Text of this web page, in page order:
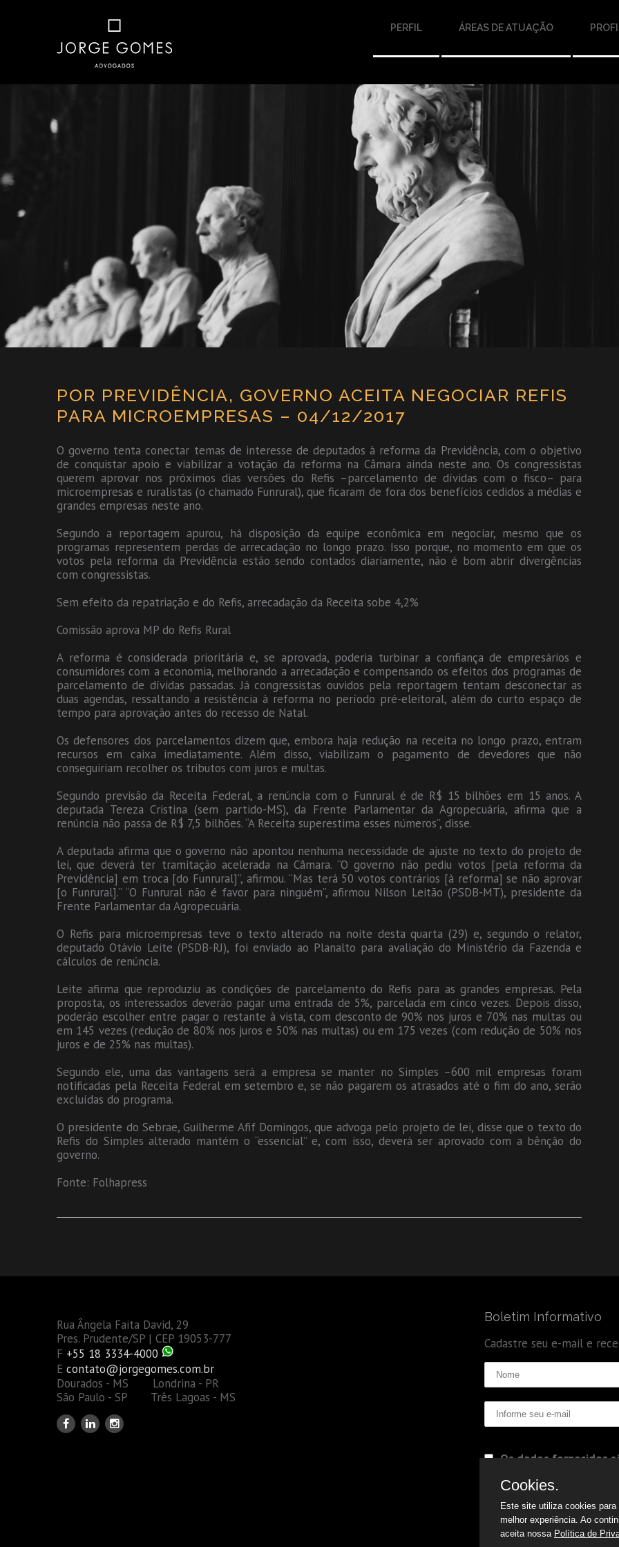
PERFIL ÁREAS DE ATUAÇÃO
POR PREVIDÊNCIA, GOVERNO ACEITA NEGOCIAR REFIS
PARA MICROEMPRESAS – 04/12/2017
O governo tenta conectar temas de interesse de deputados à reforma da Previdência, com o objetivo
de conquistar apoio e viabilizar a votação da reforma na Câmara ainda neste ano. Os congressistas
querem aprovar nos próximos dias versões do Refis –parcelamento de dívidas com o fisco– para
microempresas e ruralistas (o chamado Funrural), que ficaram de fora dos benefícios cedidos a médias e
grandes empresas neste ano.
Segundo a reportagem apurou, há disposição da equipe econômica em negociar, mesmo que os
programas representem perdas de arrecadação no longo prazo. Isso porque, no momento em que os
votos pela reforma da Previdência estão sendo contados diariamente, não é bom abrir divergências
com congressistas.
Sem efeito da repatriação e do Refis, arrecadação da Receita sobe 4,2%
Comissão aprova MP do Refis Rural
A reforma é considerada prioritária e, se aprovada, poderia turbinar a confiança de empresários e
consumidores com a economia, melhorando a arrecadação e compensando os efeitos dos programas de
parcelamento de dívidas passadas. Já congressistas ouvidos pela reportagem tentam desconectar as
duas agendas, ressaltando a resistência à reforma no período pré-eleitoral, além do curto espaço de
tempo para aprovação antes do recesso de Natal.
Os defensores dos parcelamentos dizem que, embora haja redução na receita no longo prazo, entram
recursos em caixa imediatamente. Além disso, viabilizam o pagamento de devedores que não
conseguiriam recolher os tributos com juros e multas.
Segundo previsão da Receita Federal, a renúncia com o Funrural é de R$ 15 bilhões em 15 anos. A
deputada Tereza Cristina (sem partido-MS), da Frente Parlamentar da Agropecuária, afirma que a
renúncia não passa de R$ 7,5 bilhões. “A Receita superestima esses números”, disse.
A deputada afirma que o governo não apontou nenhuma necessidade de ajuste no texto do projeto de
lei, que deverá ter tramitação acelerada na Câmara. “O governo não pediu votos [pela reforma da
Previdência] em troca [do Funrural]”, afirmou. “Mas terá 50 votos contrários [à reforma] se não aprovar
[o Funrural].” “O Funrural não é favor para ninguém”, afirmou Nilson Leitão (PSDB-MT), presidente da
Frente Parlamentar da Agropecuária.
O Refis para microempresas teve o texto alterado na noite desta quarta (29) e, segundo o relator,
deputado Otávio Leite (PSDB-RJ), foi enviado ao Planalto para avaliação do Ministério da Fazenda e
cálculos de renúncia.
Leite afirma que reproduziu as condições de parcelamento do Refis para as grandes empresas. Pela
proposta, os interessados deverão pagar uma entrada de 5%, parcelada em cinco vezes. Depois disso,
poderão escolher entre pagar o restante à vista, com desconto de 90% nos juros e 70% nas multas ou
em 145 vezes (redução de 80% nos juros e 50% nas multas) ou em 175 vezes (com redução de 50% nos
juros e de 25% nas multas).
Segundo ele, uma das vantagens será a empresa se manter no Simples –600 mil empresas foram
notificadas pela Receita Federal em setembro e, se não pagarem os atrasados até o fim do ano, serão
excluídas do programa.
O presidente do Sebrae, Guilherme Afif Domingos, que advoga pelo projeto de lei, disse que o texto do
Refis do Simples alterado mantém o “essencial” e, com isso, deverá ser aprovado com a bênção do
governo.
Fonte: Folhapress
Rua Ângela Faita David, 29
Pres. Prudente/SP | CEP 19053-777
F +55 18 3334-4000
E contato@jorgegomes.com.br
Dourados - MS Londrina - PR
São Paulo - SP Três Lagoas - MS
Boletim Informativo
Cadastre seu e-mail e
Os dados fornecidos
Cookies.
Este site utiliza cookies para
melhor experiência. Ao
aceita nossa Política de